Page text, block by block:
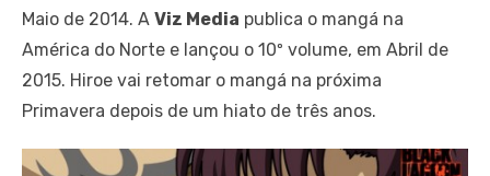
Maio de 2014. A Viz Media publica o mangá na
América do Norte e lançou o 10º volume, em Abril de
2015. Hiroe vai retomar o mangá na próxima
Primavera depois de um hiato de três anos.